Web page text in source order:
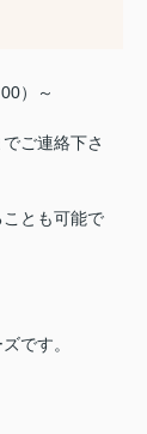
）～
ご連絡下さ
とも可能で
です。